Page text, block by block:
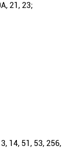
21, 23;
14, 51, 53, 256,